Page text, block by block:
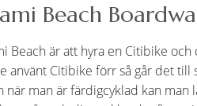
Beach
Beach är att hyra en Citibike
använt Citibike förr så går det
när man är färdigcyklad kan